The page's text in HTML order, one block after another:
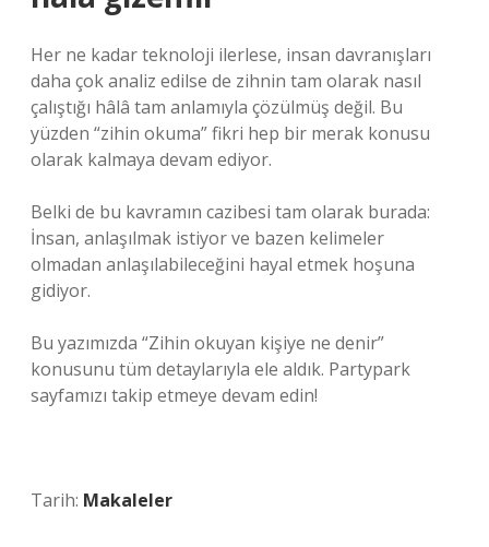
Her ne kadar teknoloji ilerlese, insan davranışları
daha çok analiz edilse de zihnin tam olarak nasıl
çalıştığı hâlâ tam anlamıyla çözülmüş değil. Bu
yüzden “zihin okuma” fikri hep bir merak konusu
olarak kalmaya devam ediyor.
Belki de bu kavramın cazibesi tam olarak burada:
İnsan, anlaşılmak istiyor ve bazen kelimeler
olmadan anlaşılabileceğini hayal etmek hoşuna
gidiyor.
Bu yazımızda “Zihin okuyan kişiye ne denir”
konusunu tüm detaylarıyla ele aldık. Partypark
sayfamızı takip etmeye devam edin!
Tarih: Makaleler